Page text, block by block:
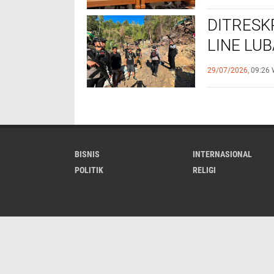
LINE
29/07/2026, 09:26
BISNIS INTERNASIONAL
POLITIK
RELIGI